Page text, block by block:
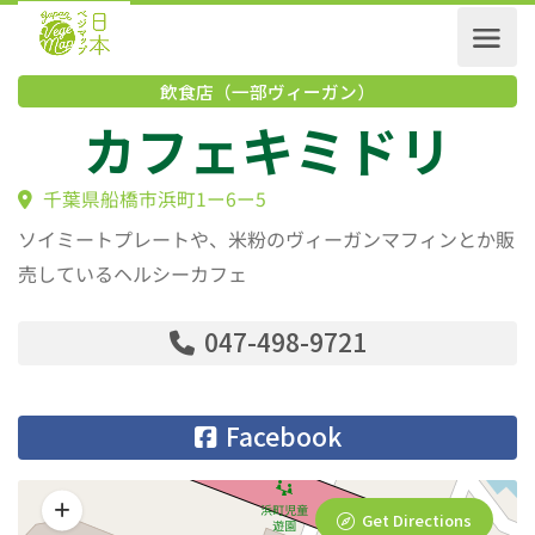
飲食店（一部ヴィーガン）
カフェキミドリ
千葉県船橋市浜町1ー6ー5
ソイミートプレートや、米粉のヴィーガンマフィンとか販
売しているヘルシーカフェ
047-498-9721
Facebook
Get Directions